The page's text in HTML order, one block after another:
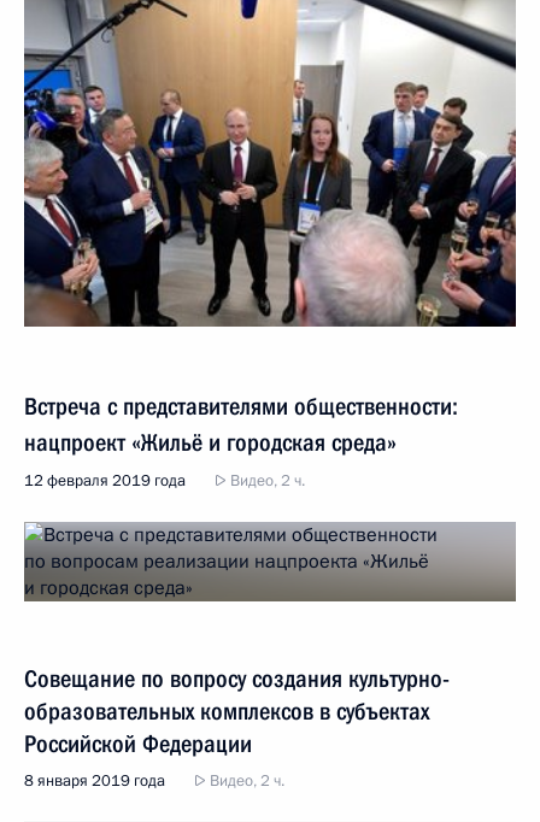
Встреча с представителями общественности:
нацпроект «Жильё и городская среда»
12 февраля 2019 года Видео, 2 ч.
Совещание по вопросу создания культурно-
образовательных комплексов в субъектах
Российской Федерации
8 января 2019 года Видео, 2 ч.